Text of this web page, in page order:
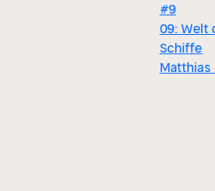
#9
09: Welt
Schiffe
Matthias